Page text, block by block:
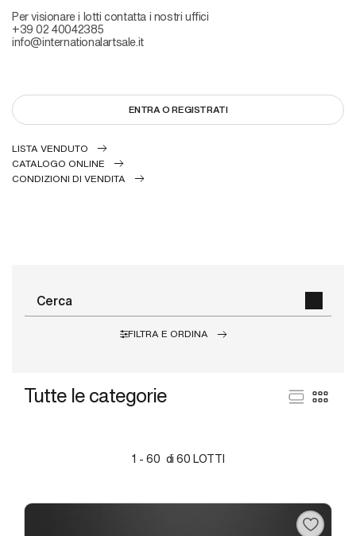
Per visionare i lotti contatta i nostri uffici
+39 02 40042385
info@internationalartsale.it
ENTRA O REGISTRATI
LISTA VENDUTO
CATALOGO ONLINE
CONDIZIONI DI VENDITA
FILTRA E ORDINA
Tutte le categorie
1 - 60 di 60 LOTTI